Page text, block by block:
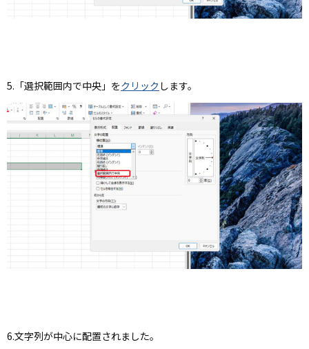
5.「選択範囲内で中央」をクリック します。
6.文字列が中心に配置されました。